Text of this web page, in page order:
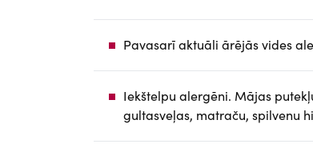
Pavasarī aktuāli ārējās vides
Iekštelpu alergēni. Mājas
gultasveļas, matraču, spilvenu